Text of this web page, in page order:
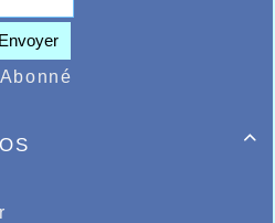
Envoyer
